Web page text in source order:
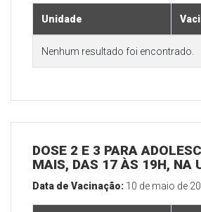
Unidade
Nenhum resultado foi encontrado.
DOSE 2 E 3 PARA
MAIS, DAS 17 ÀS 19H, NA
Data de Vacinação: 10 de maio de